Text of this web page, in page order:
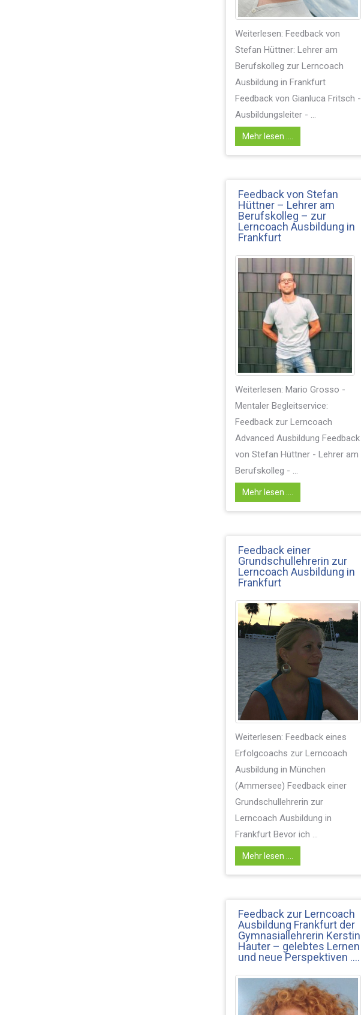
Weiterlesen: Feedback von
Stefan Hüttner: Lehrer am
Berufskolleg zur Lerncoach
Ausbildung in Frankfurt
Feedback von Gianluca Fritsch -
Ausbildungsleiter - ...
Mehr lesen ....
Feedback von Stefan
Hüttner – Lehrer am
Berufskolleg – zur
Lerncoach Ausbildung in
Frankfurt
Weiterlesen: Mario Grosso -
Mentaler Begleitservice:
Feedback zur Lerncoach
Advanced Ausbildung Feedback
von Stefan Hüttner - Lehrer am
Berufskolleg - ...
Mehr lesen ....
Feedback einer
Grundschullehrerin zur
Lerncoach Ausbildung in
Frankfurt
Weiterlesen: Feedback eines
Erfolgcoachs zur Lerncoach
Ausbildung in München
(Ammersee) Feedback einer
Grundschullehrerin zur
Lerncoach Ausbildung in
Frankfurt Bevor ich ...
Mehr lesen ....
Feedback zur Lerncoach
Ausbildung Frankfurt der
Gymnasiallehrerin Kerstin
Hauter – gelebtes Lernen
und neue Perspektiven ….